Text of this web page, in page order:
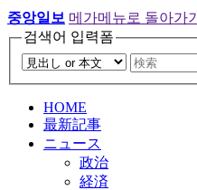
중앙일보 메가메뉴로 돌아가기
검색어 입력폼
HOME
最新記事
ニュース
政治
経済